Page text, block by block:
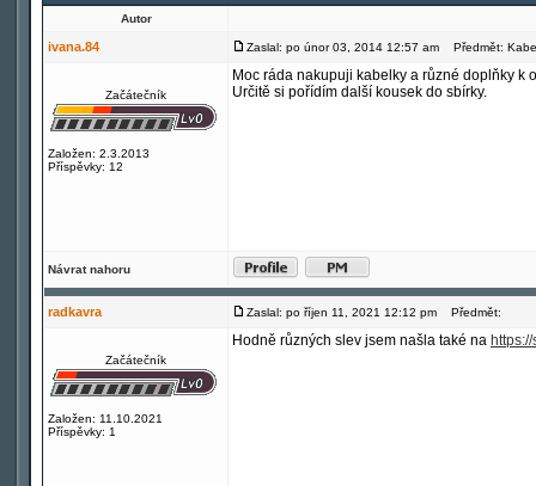
Autor
ivana.84 Zaslal: po únor 03, 2014 12:57 am Předmět:
Začátečník
Založen: 2.3.2013
Příspěvky: 12
Moc ráda nakupuji kabelky a různé doplňky k
Určitě si pořídím další kousek do sbírky.
Návrat nahoru
radkavra Zaslal: po říjen 11, 2021 12:12 pm Předmět:
Začátečník
Založen: 11.10.2021
Příspěvky: 1
Hodně různých slev jsem našla také na